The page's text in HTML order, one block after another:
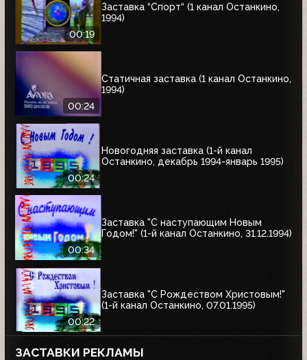
00:19
Заставка “Спорт“ (1 канал Останкино,
1994)
00:24
Статичная заставка (1 канал Останкино,
1994)
00:24
Новогодняя заставка (1-й канал
Останкино, декабрь 1994-январь 1995)
00:34
Заставка "С наступающим Новым
Годом!" (1-й канал Останкино, 31.12.1994)
00:22
Заставка "С Рождеством Христовым!"
(1-й канал Останкино, 07.01.1995)
ЗАСТАВКИ РЕКЛАМЫ